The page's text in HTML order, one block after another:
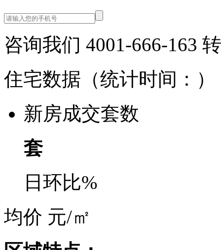
咨询我们 4001-666-163 转
住宅数据 （统计时间： ）
新房成交套数
套
日环比%
均价 元/㎡